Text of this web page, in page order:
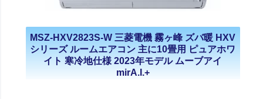
MSZ-HXV2823S-W 三菱電機 霧ヶ峰 ズバ暖 HXV
シリーズ ルームエアコン 主に10畳用 ピュアホワ
イト 寒冷地仕様 2023年モデル ムーブアイ
mirA.I.+